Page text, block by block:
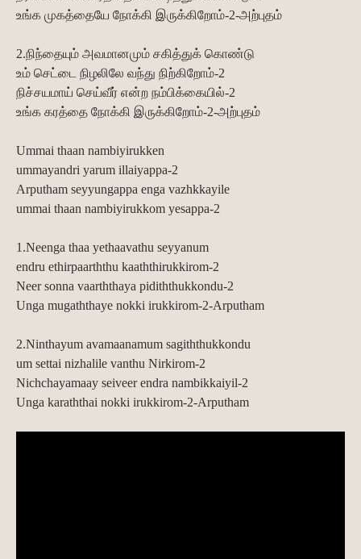
உங்க முகத்தையே நோக்கி இருக்கிறோம்-2-அற்புதம்
2.நிந்தையும் அவமானமும் சகித்துக் கொண்டு
உம் செட்டை நிழலிலே வந்து நிற்கிறோம்-2
நிச்சயமாய் செய்வீர் என்ற நம்பிக்கையில்-2
உங்க கரத்தை நோக்கி இருக்கிறோம்-2-அற்புதம்
Ummai thaan nambiyirukken
ummayandri yarum illaiyappa-2
Arputham seyyungappa enga vazhkkayile
ummai thaan nambiyirukkom yesappa-2
1.Neenga thaa yethaavathu seyyanum
endru ethirpaarththu kaaththirukkirom-2
Neer sonna vaarththaya pidiththukkondu-2
Unga mugaththaye nokki irukkirom-2-Arputham
2.Ninthayum avamaanamum sagiththukkondu
um settai nizhalile vanthu Nirkirom-2
Nichchayamaay seiveer endra nambikkaiyil-2
Unga karaththai nokki irukkirom-2-Arputham